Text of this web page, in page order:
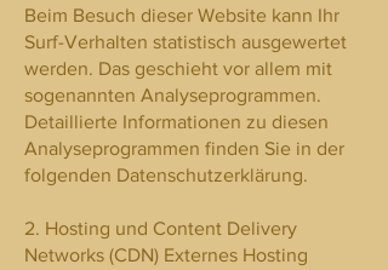
Beim Besuch dieser Website kann Ihr
Surf-Verhalten statistisch ausgewertet
werden. Das geschieht vor allem mit
sogenannten Analyseprogrammen.
Detaillierte Informationen zu diesen
Analyseprogrammen finden Sie in der
folgenden Datenschutzerklärung.
2. Hosting und Content Delivery
Networks (CDN) Externes Hosting